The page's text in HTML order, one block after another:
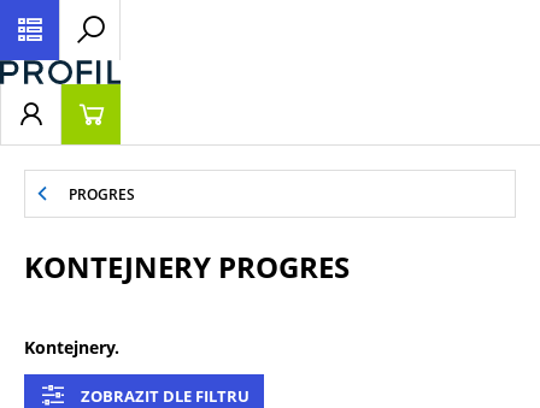
PROGRES
KONTEJNERY PROGRES
Kontejnery.
ZOBRAZIT DLE FILTRU